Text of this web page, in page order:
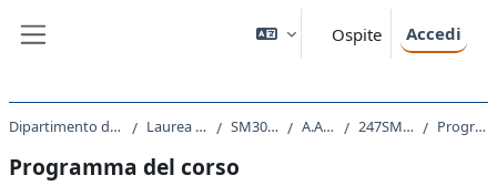
Ospite Accedi
Dipartimento di Matematica e Geoscienze Laurea triennale (DM270) SM30 - MATEMATICA A.A. 2023 - 2024 247SM - ANALISI 1 2023 Programma del corso
Programma del corso